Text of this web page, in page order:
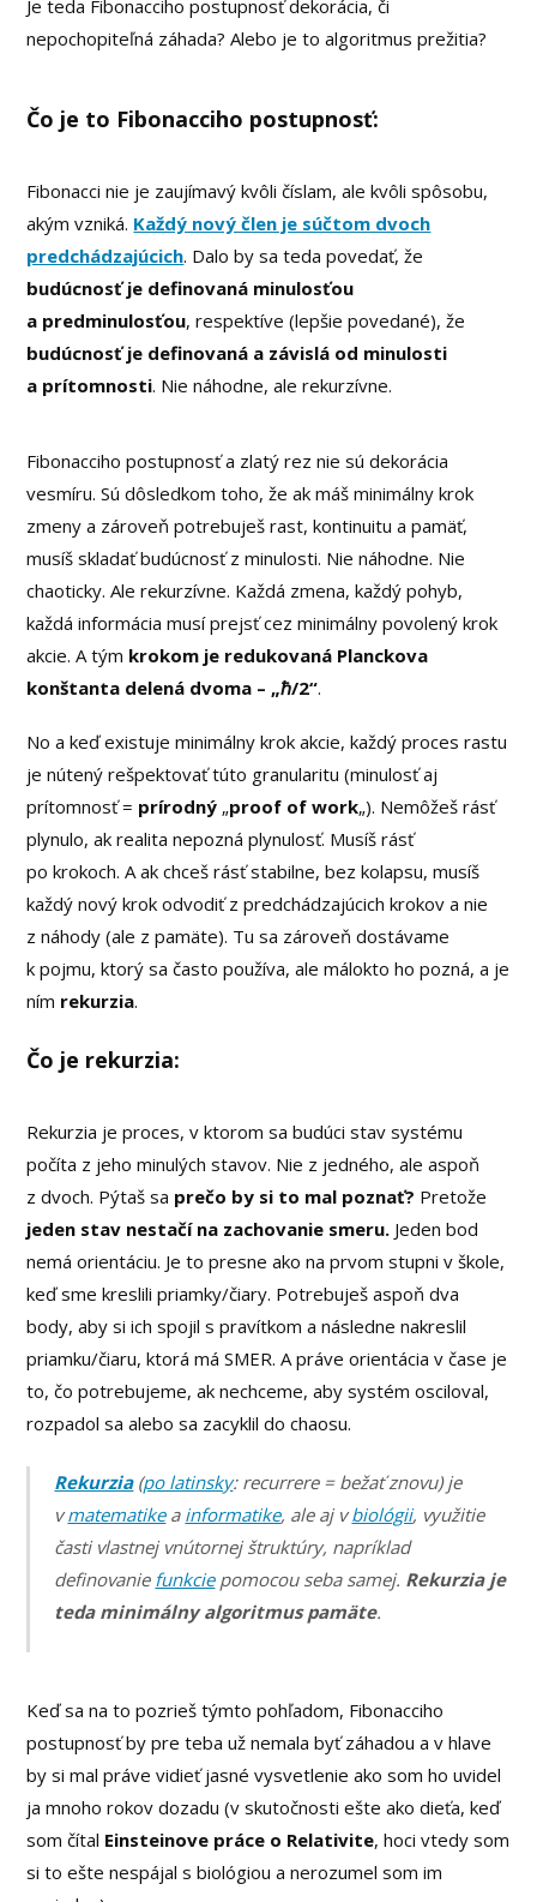
Je teda Fibonacciho postupnosť dekorácia, či
nepochopiteľná záhada? Alebo je to algoritmus prežitia?
Čo je to Fibonacciho postupnosť:
Fibonacci nie je zaujímavý kvôli číslam, ale kvôli spôsobu,
akým vzniká. Každý nový člen je súčtom dvoch
predchádzajúcich. Dalo by sa teda povedať, že
budúcnosť je definovaná minulosťou
a predminulosťou, respektíve (lepšie povedané), že
budúcnosť je definovaná a závislá od minulosti
a prítomnosti. Nie náhodne, ale rekurzívne.
Fibonacciho postupnosť a zlatý rez nie sú dekorácia
vesmíru. Sú dôsledkom toho, že ak máš minimálny krok
zmeny a zároveň potrebuješ rast, kontinuitu a pamäť,
musíš skladať budúcnosť z minulosti. Nie náhodne. Nie
chaoticky. Ale rekurzívne. Každá zmena, každý pohyb,
každá informácia musí prejsť cez minimálny povolený krok
akcie. A tým krokom je redukovaná Planckova
konštanta delená dvoma – „ℏ/2“.
No a keď existuje minimálny krok akcie, každý proces rastu
je nútený rešpektovať túto granularitu (minulosť aj
prítomnosť = prírodný „proof of work„). Nemôžeš rásť
plynulo, ak realita nepozná plynulosť. Musíš rásť
po krokoch. A ak chceš rásť stabilne, bez kolapsu, musíš
každý nový krok odvodiť z predchádzajúcich krokov a nie
z náhody (ale z pamäte). Tu sa zároveň dostávame
k pojmu, ktorý sa často používa, ale málokto ho pozná, a je
ním rekurzia.
Čo je rekurzia:
Rekurzia je proces, v ktorom sa budúci stav systému
počíta z jeho minulých stavov. Nie z jedného, ale aspoň
z dvoch. Pýtaš sa prečo by si to mal poznať? Pretože
jeden stav nestačí na zachovanie smeru. Jeden bod
nemá orientáciu. Je to presne ako na prvom stupni v škole,
keď sme kreslili priamky/čiary. Potrebuješ aspoň dva
body, aby si ich spojil s pravítkom a následne nakreslil
priamku/čiaru, ktorá má SMER. A práve orientácia v čase je
to, čo potrebujeme, ak nechceme, aby systém osciloval,
rozpadol sa alebo sa zacyklil do chaosu.
Rekurzia(po latinsky: recurrere = bežať znovu) je
vmatematikea informatike, ale aj vbiológii, využitie
časti vlastnej vnútornej štruktúry, napríklad
definovanie funkciepomocou seba samej. Rekurzia je
teda minimálny algoritmus pamäte.
Keď sa na to pozrieš týmto pohľadom, Fibonacciho
postupnosť by pre teba už nemala byť záhadou a v hlave
by si mal práve vidieť jasné vysvetlenie ako som ho uvidel
ja mnoho rokov dozadu (v skutočnosti ešte ako dieťa, keď
som čítal Einsteinove práce o Relativite, hoci vtedy som
si to ešte nespájal s biológiou a nerozumel som im